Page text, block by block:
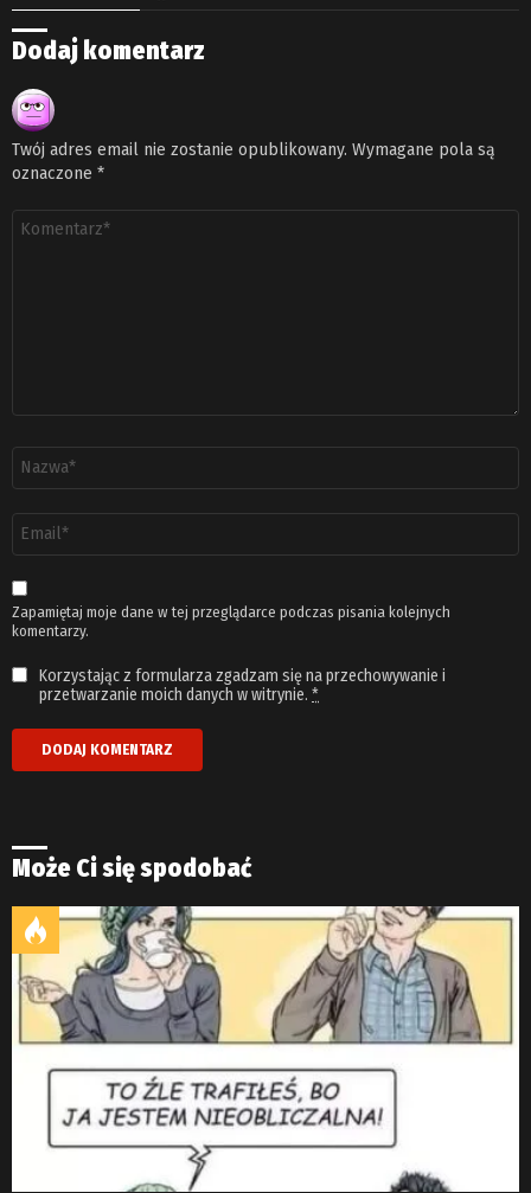
Dodaj komentarz
Twój adres email nie zostanie opublikowany. Wymagane pola są
oznaczone *
email
*
Zapamiętaj moje dane w tej przeglądarce podczas pisania kolejnych
komentarzy.
Korzystając z formularza zgadzam się na przechowywanie i
przetwarzanie moich danych w witrynie. *
Może Ci się spodobać